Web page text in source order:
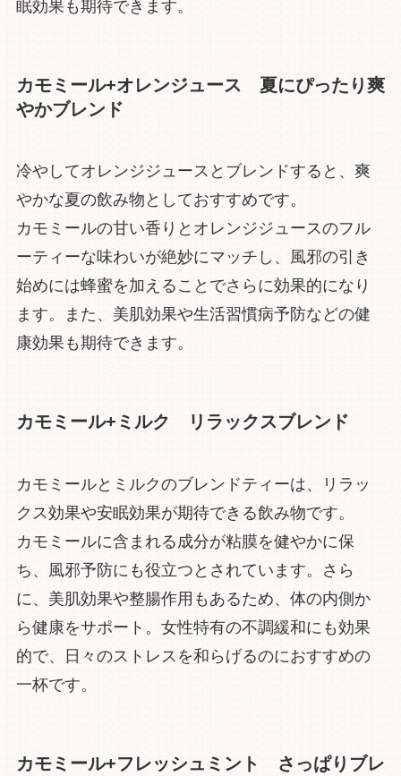
眠効果も期待できます。
カモミール+オレンジュース 夏にぴったり爽
やかブレンド
冷やしてオレンジジュースとブレンドすると、爽
やかな夏の飲み物としておすすめです。
カモミールの甘い香りとオレンジジュースのフル
ーティーな味わいが絶妙にマッチし、風邪の引き
始めには蜂蜜を加えることでさらに効果的になり
ます。また、美肌効果や生活習慣病予防などの健
康効果も期待できます。
カモミール+ミルク リラックスブレンド
カモミールとミルクのブレンドティーは、リラッ
クス効果や安眠効果が期待できる飲み物です。
カモミールに含まれる成分が粘膜を健やかに保
ち、風邪予防にも役立つとされています。さら
に、美肌効果や整腸作用もあるため、体の内側か
ら健康をサポート。女性特有の不調緩和にも効果
的で、日々のストレスを和らげるのにおすすめの
一杯です。
カモミール+フレッシュミント さっぱりブレ